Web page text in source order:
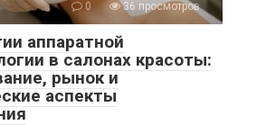
0 36 просмотров
аппаратной
в салонах красоты:
рынок и
аспекты